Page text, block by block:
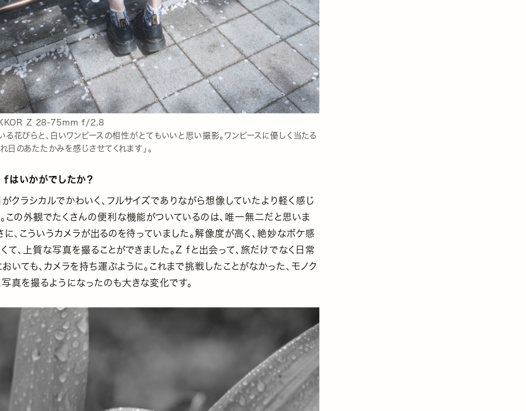
Z 28-75mm f/2.8
る花びらと、白いワンピースの相性がとてもいいと思い撮影。ワンピースに優しく当たる
日のあたたかみを感じさせてくれます」。
fはいかがでしたか？
クラシカルでかわいく、フルサイズでありながら想像していたより軽く感じ
この外観でたくさんの便利な機能がついているのは、唯一無二だと思いま
に、こういうカメラが出るのを待っていました。解像度が高く、絶妙なボケ感
て、上質な写真を撮ることができました。Z fと出会って、旅だけでなく日常
いても、カメラを持ち運ぶように。これまで挑戦したことがなかった、モノク
真を撮るようになったのも大きな変化です。